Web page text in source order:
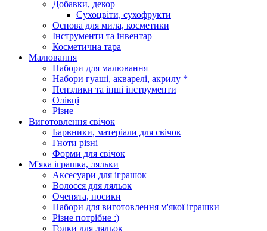
Добавки, декор
Сухоцвіти, сухофрукти
Основа для мила, косметики
Інструменти та інвентар
Косметична тара
Малювання
Набори для малювання
Набори гуаші, акварелі, акрилу *
Пензлики та інші інструменти
Олівці
Різне
Виготовлення свічок
Барвники, матеріали для свічок
Гноти різні
Форми для свічок
М'яка іграшка, ляльки
Аксесуари для іграшок
Волосся для ляльок
Оченята, носики
Набори для виготовлення м'якої іграшки
Різне потрібне :)
Голки для ляльок